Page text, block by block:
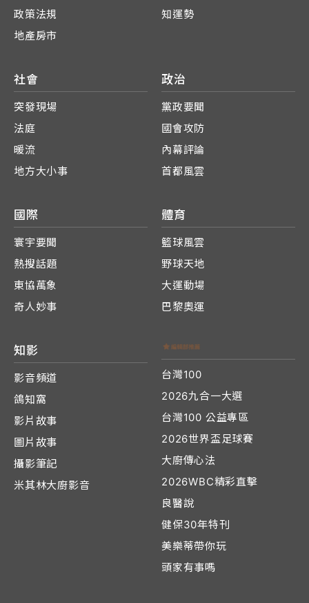
政策法規
地產房市
知運勢
社會
突發現場
法庭
暖流
地方大小事
政治
黨政要聞
國會攻防
內幕評論
首都風雲
國際
寰宇要聞
熱搜話題
東協萬象
奇人妙事
體育
籃球風雲
野球天地
大運動場
巴黎奧運
知影
影音頻道
鴿知窩
影片故事
圖片故事
攝影筆記
米其林大廚影音
台灣100
2026九合一大選
台灣100 公益專區
2026世界盃足球賽
大廚傳心法
2026WBC精彩直擊
良醫說
健保30年特刊
美樂蒂帶你玩
頭家有事嗎